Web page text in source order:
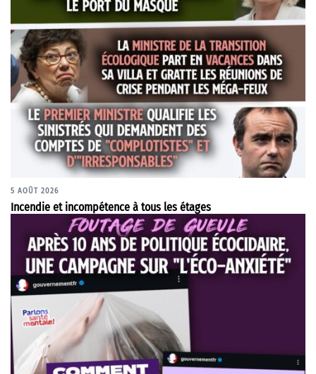
5 AOÛT 2026
Incendie et incompétence à tous les étages